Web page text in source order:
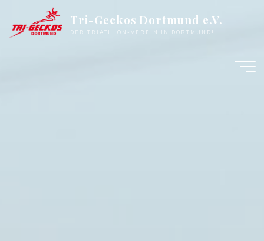
springen
Tri-Geckos Dortmund e.V.
DER TRIATHLON-VEREIN IN DORTMUND!